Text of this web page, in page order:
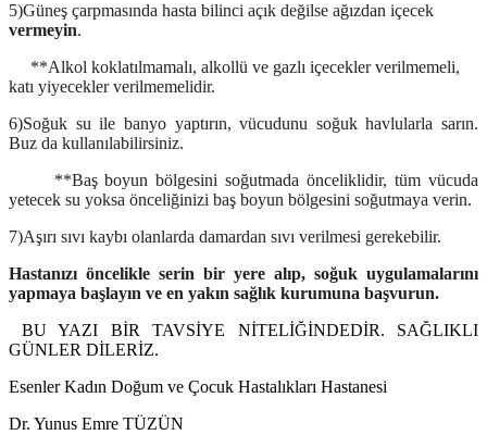
5)Güneş çarpmasında hasta bilinci açık değilse ağızdan içecek
vermeyin.
**Alkol koklatılmamalı, alkollü ve gazlı içecekler verilmemeli,
katı yiyecekler verilmemelidir.
6)Soğuk su ile banyo yaptırın, vücudunu soğuk havlularla sarın.
Buz da kullanılabilirsiniz.
**Baş boyun bölgesini soğutmada önceliklidir, tüm vücuda
yetecek su yoksa önceliğinizi baş boyun bölgesini soğutmaya verin.
7)Aşırı sıvı kaybı olanlarda damardan sıvı verilmesi gerekebilir.
Hastanızı öncelikle serin bir yere alıp, soğuk uygulamalarını
yapmaya başlayın ve en yakın sağlık kurumuna başvurun.
BU YAZI BİR TAVSİYE NİTELİĞİNDEDİR. SAĞLIKLI
GÜNLER DİLERİZ.
Esenler Kadın Doğum ve Çocuk Hastalıkları Hastanesi
Dr. Yunus Emre TÜZÜN